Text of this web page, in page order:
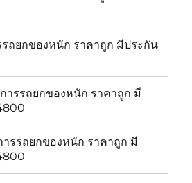
รถยกของหนัก ราคาถูก มีประกัน
ารรถยกของหนัก ราคาถูก มี
รรถยกของหนัก ราคาถูก มี